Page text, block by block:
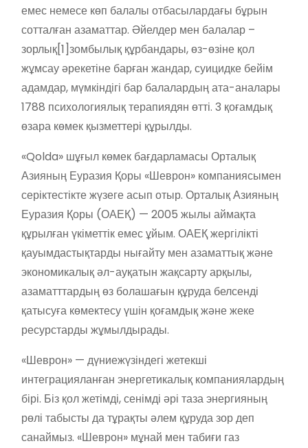
емес немесе көп балалы отбасылардағы бұрын
сотталған азаматтар. Әйелдер мен балалар –
зорлық[1]зомбылық құрбандары, өз-өзіне қол
жұмсау әрекетіне барған жандар, суицидке бейім
адамдар, мүмкіндігі бар балалардың ата-аналары
1788 психологиялық терапиядян өтті. 3 қоғамдық
өзара көмек қызметтері құрылды.
«Qolda» шұғыл көмек бағдарламасы Орталық
Азияның Еуразия Қоры «Шеврон» компаниясымен
серіктестікте жүзеге асып отыр. Орталық Азияның
Еуразия Қоры (ОАЕҚ) — 2005 жылы аймақта
құрылған үкіметтік емес ұйым. ОАЕҚ жергілікті
қауымдастықтарды нығайту мен азаматтық және
экономикалық әл-ауқатын жақсарту арқылы,
азаматттардың өз болашағын құруда белсенді
қатысуға көмектесу үшін қоғамдық және жеке
ресурстарды жұмылдырады.
«Шеврон» — дүниежүзіндегі жетекші
интеграцияланған энергетикалық компаниялардың
бірі. Біз қол жетімді, сенімді әрі таза энергияның
рөлі табысты да тұрақты әлем құруда зор деп
санаймыз. «Шеврон» мұнай мен табиғи газ